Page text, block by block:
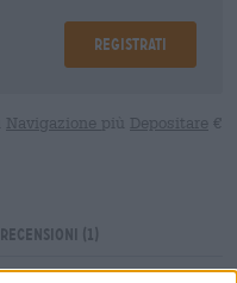
Registrati
Navigazione più Depositare €
Recensioni (1)